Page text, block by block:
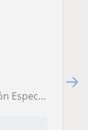
las edades